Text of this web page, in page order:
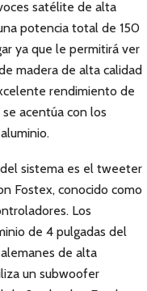
satélite de alta
potencia total de 150
ya que le permitirá ver
madera de alta calidad
rendimiento de
acentúa con los
sistema es el tweeter
Fostex, conocido como
Los
de 4 pulgadas del
de alta
un subwoofer